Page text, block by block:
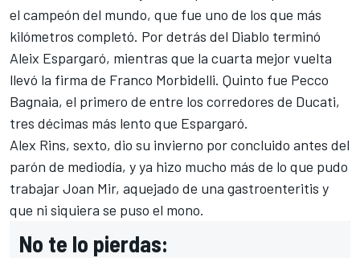
el campeón del mundo, que fue uno de los que más
kilómetros completó. Por detrás del Diablo terminó
Aleix Espargaró, mientras que la cuarta mejor vuelta
llevó la firma de Franco Morbidelli. Quinto fue Pecco
Bagnaia, el primero de entre los corredores de Ducati,
tres décimas más lento que Espargaró.
Alex Rins, sexto, dio su invierno por concluido antes del
parón de mediodía, y ya hizo mucho más de lo que pudo
trabajarJoan Mir, aquejado de una gastroenteritis y
que ni siquiera se puso el mono.
No te lo pierdas: